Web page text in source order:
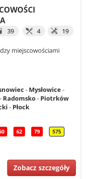
39 4 19
miejscowościami
- Mysłowice-
- Radomsko- Piotrków
- Płock
62 79 575
Zobacz szczegóły